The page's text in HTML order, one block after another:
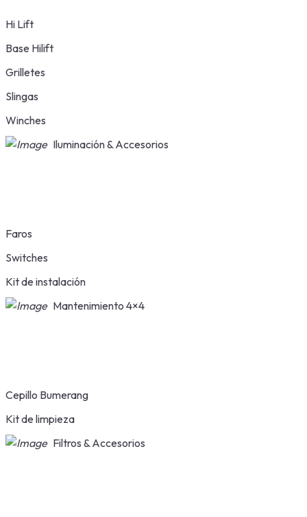
Hi Lift
Base Hilift
Grilletes
Slingas
Winches
Iluminación & Accesorios
Faros
Switches
Kit de instalación
Mantenimiento 4×4
Cepillo Bumerang
Kit de limpieza
Filtros & Accesorios